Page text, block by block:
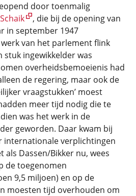
door toenmalig
, die bij de opening van
in september 1947
van het parlement flink
stuk ingewikkelder was
overheidsbemoeienis had
de regering, maar ook de
vraagstukken’ moest
meer tijd nodig die te
was het werk in de
geworden. Daar kwam bij
internationale verplichtingen
als Dassen/Bikker nu, wees
de toegenomen
9,5 miljoen) en op de
moesten tijd overhouden om